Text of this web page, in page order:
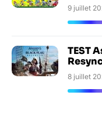
9 juillet
TEST
8 juillet